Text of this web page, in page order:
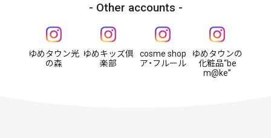
Other accounts
ゆめタウン光
の森
ゆめキッズ倶
楽部
cosme shop
ア・フルール
ゆめタウンの
化粧品“be
m@ke”